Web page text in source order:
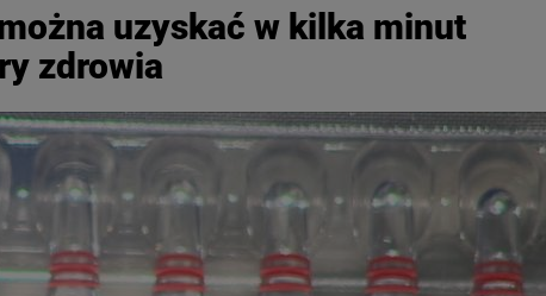
uzyskać w kilka minut
zdrowia